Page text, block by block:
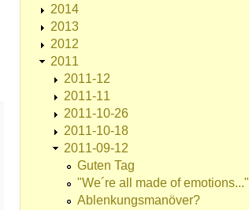
2014
2013
2012
2011
2011-12
2011-11
2011-10-26
2011-10-18
2011-09-12
Guten Tag
"We´re all made of emotions..."
Ablenkungsmanöver?